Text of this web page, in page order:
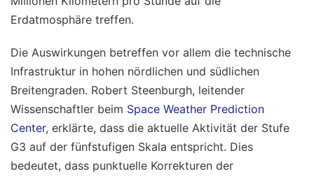
Erdatmosphäre treffen.
Die Auswirkungen betreffen vor allem die technische
Infrastruktur in hohen nördlichen und südlichen
Breitengraden. Robert Steenburgh, leitender
Wissenschaftler beim Space Weather Prediction
Center, erklärte, dass die aktuelle Aktivität der Stufe
G3 auf der fünfstufigen Skala entspricht. Dies
bedeutet, dass punktuelle Korrekturen der